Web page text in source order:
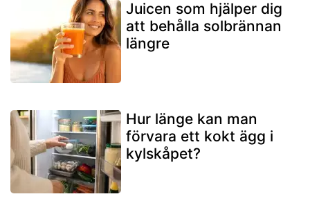
Juicen som hjälper dig
att behålla solbrännan
längre
Hur länge kan man
förvara ett kokt ägg i
kylskåpet?